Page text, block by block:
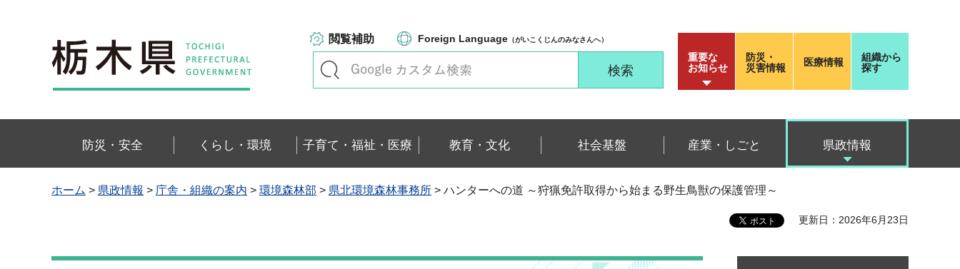
栃木県
閲覧補助 Foreign Language （がいこくじんのみなさんへ）
重要な
お知らせ
防災・
災害情報
医療情報
組織から
探す
防災・安全 くらし・環境 子育て・福祉・医療 教育・文化 社会基盤 産業・しごと 県政情報
ホーム > 県政情報 > 庁舎・組織の案内 > 環境森林部 > 県北環境森林事務所 > ハンターへの道 ～狩猟免許取得から始まる野生鳥獣の保護管理～
更新日：2026年6月23日